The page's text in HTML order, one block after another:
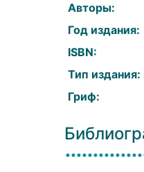
Авторы:
Год издания:
ISBN:
Тип издания:
Гриф: